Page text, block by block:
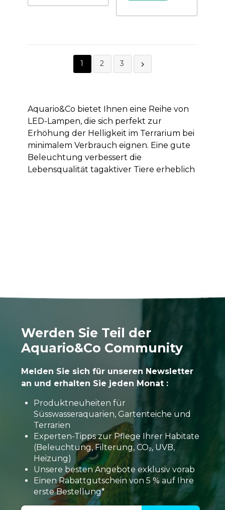
1 2 3 
Aquario&Co bietet Ihnen eine Reihe von
LED-Lampen, die sich perfekt zur
Erhöhung der Helligkeit im Terrarium bei
minimalem Verbrauch eignen. Eine gute
Beleuchtung verbessert die
Lebensqualität tagaktiver Tiere erheblich
Werden Sie Teil der
Aquario&Co Community
Melden Sie sich für unseren Newsletter
an und erhalten Sie jeden Monat :
Produktneuheiten für
Süsswasseraquarien, Gartenteiche und
Terrarien
Experten-Tipps zur Pflege Ihrer Habitate
(Beleuchtung, Filterung, CO₂, UVB,
Heizung)
Unsere besten Angebote exklusiv vorab
Einen Rabattgutschein von 5 % auf Ihre
erste Bestellung*